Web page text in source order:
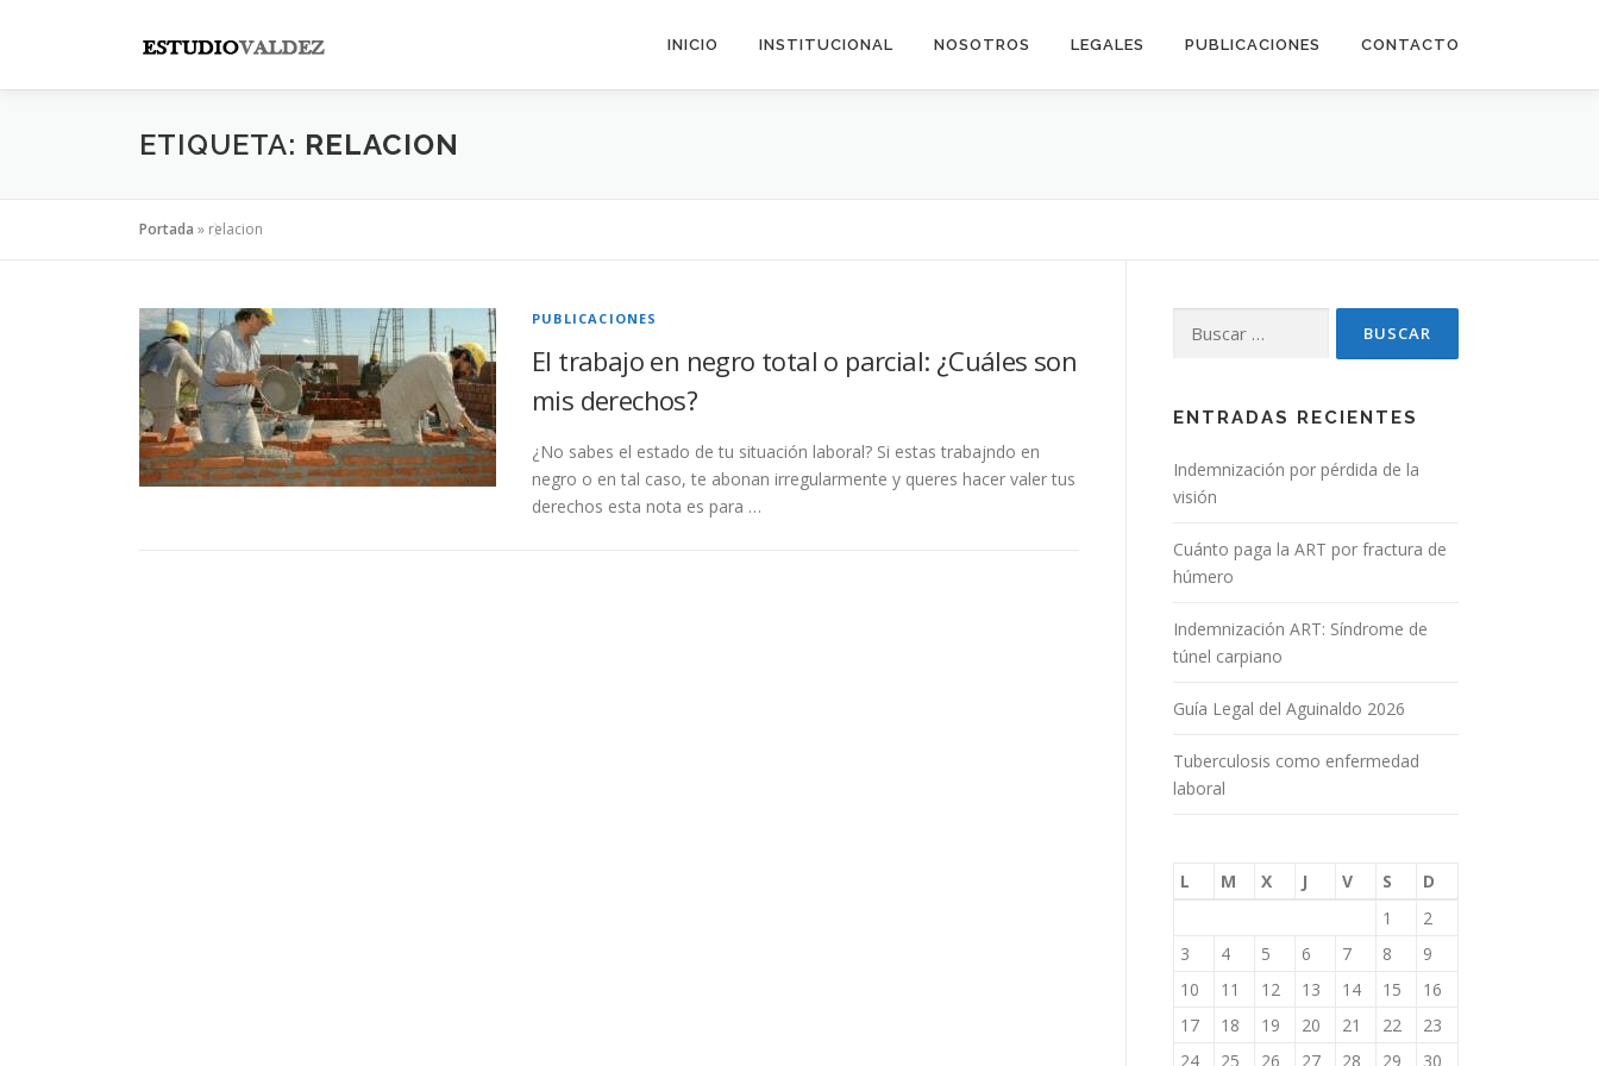
INICIO INSTITUCIONAL NOSOTROS LEGALES PUBLICACIONES CONTACTO
ETIQUETA: RELACION
Portada » relacion
PUBLICACIONES
El trabajo en negro total o parcial: ¿Cuáles son
mis derechos?
¿No sabes el estado de tu situación laboral? Si estas trabajndo en
negro o en tal caso, te abonan irregularmente y queres hacer valer tus
derechos esta nota es para …
ENTRADAS RECIENTES
Indemnización por pérdida de la
visión
Cuánto paga la ART por fractura de
húmero
Indemnización ART: Síndrome de
túnel carpiano
Guía Legal del Aguinaldo 2026
Tuberculosis como enfermedad
laboral
L M X J V S
D
1
2
3
4 5 6 7 8
9
10
11 12 13 14 15
16
17
18 19 20 21 22
23
24
25 26 27 28 29
30